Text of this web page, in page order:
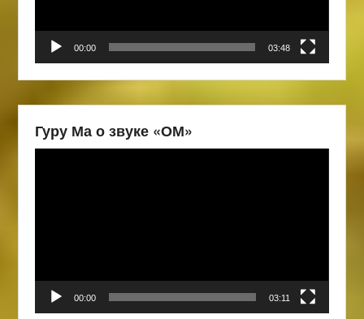
00:00 03:48
Гуру Ма о звуке «ОМ»
00:00 03:11